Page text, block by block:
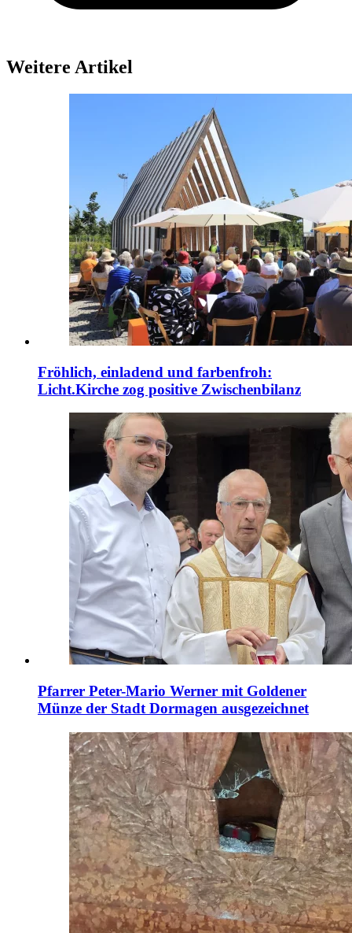
Weitere Artikel
Fröhlich, einladend und farbenfroh:
Licht.Kirche zog positive Zwischenbilanz
Pfarrer Peter-Mario Werner mit Goldener
Münze der Stadt Dormagen ausgezeichnet